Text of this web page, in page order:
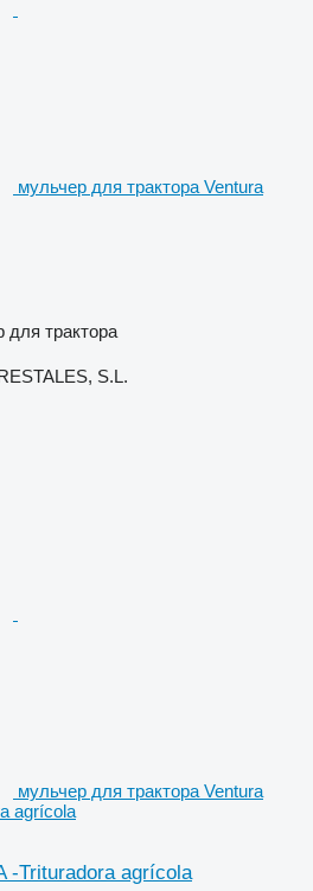
мульчер для трактора Ventura
для трактора
S.L.
мульчер для трактора Ventura
agrícola
-Trituradora agrícola